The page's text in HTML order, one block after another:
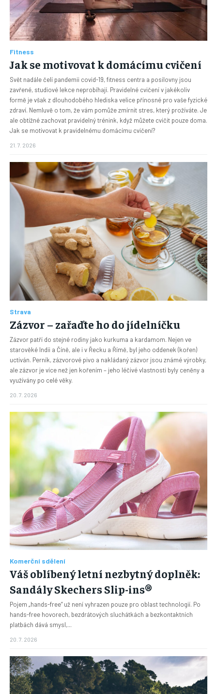
Fitness
Jak se motivovat k domácímu cvičení
Svět nadále čelí pandemii covid-19, fitness centra a posilovny jsou
zavřené, studiové lekce neprobíhají. Pravidelné cvičení v jakékoliv
formě je však z dlouhodobého hlediska velice přínosné pro vaše fyzické
zdraví. Nemluvě o tom, že vám pomůže zmírnit stres, který prožíváte. Je
ale obtížné zachovat pravidelný trénink, když můžete cvičit pouze doma.
Jak se motivovat k pravidelnému domácímu cvičení?
21. 7. 2026
Strava
Zázvor – zařaďte ho do jídelníčku
Zázvor patří do stejné rodiny jako kurkuma a kardamom. Nejen ve
starověké Indii a Číně, ale i v Řecku a Římě, byl jeho oddenek (kořen)
uctíván. Perník, zázvorové pivo a nakládaný zázvor jsou známé výrobky,
ale zázvor je více než jen kořením – jeho léčivé vlastnosti byly ceněny a
využívány po celé věky.
20. 7. 2026
Komerční sdělení
Váš oblíbený letní nezbytný doplněk:
Sandály Skechers Slip-ins®
Pojem „hands-free“ už není vyhrazen pouze pro oblast technologií. Po
hands-free hovorech, bezdrátových sluchátkách a bezkontaktních
platbách dává smysl,...
20. 7. 2026